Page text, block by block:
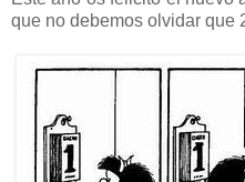
que no debemos olvidar que